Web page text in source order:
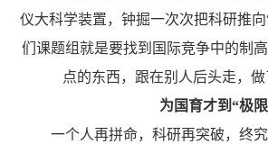
仪大科学装置，钟掘一次次把科研推向
们课题组就是要找到国际竞争中的制
点的东西，跟在别人后头走，
为国育才到“极
一个人再拼命，科研再突破，终